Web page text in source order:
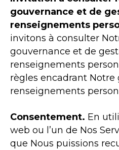
gouvernance et de
renseignements
invitons à consulter
gouvernance et de
renseignements
règles encadrant Notre
renseignements
Consentement. En
web ou l’un de Nos
que Nous puissions